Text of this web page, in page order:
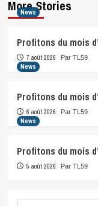
More Stories
News
Profitons du mois
7 août 2026 Par TL59
News
Profitons du mois
6 août 2026 Par TL59
News
Profitons du mois
5 août 2026 Par TL59